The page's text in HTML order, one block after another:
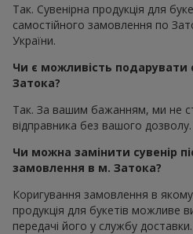
Так. Сувенірна продукція для
самостійного замовлення по
України.
Чи є можливість подарувати
Затока?
Так. За вашим бажанням, ми не
відправника без вашого дозволу.
Чи можна замінити сувенір
замовлення в м. Затока?
Коригування замовлення в
продукція для букетів можливе
передачі його у службу доставки.